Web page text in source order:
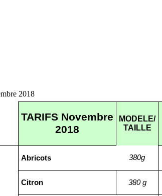
2018
TARIFS Novembre
2018
MODELE/
TAILLE
Abricots 380g
Citron 380 g